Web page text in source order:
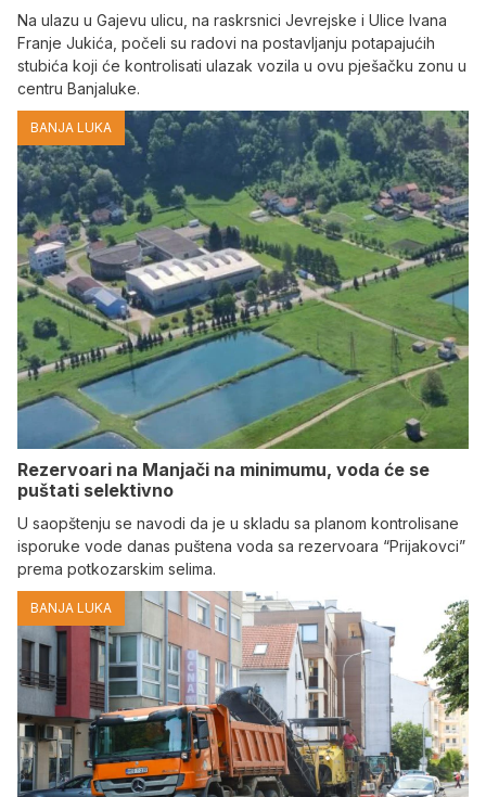
Na ulazu u Gajevu ulicu, na raskrsnici Jevrejske i Ulice Ivana
Franje Jukića, počeli su radovi na postavljanju potapajućih
stubića koji će kontrolisati ulazak vozila u ovu pješačku zonu u
centru Banjaluke.
BANJA LUKA
Rezervoari na Manjači na minimumu, voda će se
puštati selektivno
U saopštenju se navodi da je u skladu sa planom kontrolisane
isporuke vode danas puštena voda sa rezervoara “Prijakovci”
prema potkozarskim selima.
BANJA LUKA